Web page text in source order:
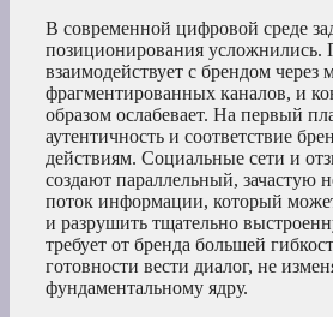
В современной цифровой среде
позиционирования усложнились.
взаимодействует с брендом через
фрагментированных каналов, и
образом ослабевает. На первый
аутентичность и соответствие
действиям. Социальные сети и
создают параллельный, зачастую
поток информации, который
и разрушить тщательно
требует от бренда большей
готовности вести диалог, не
фундаментальному ядру.